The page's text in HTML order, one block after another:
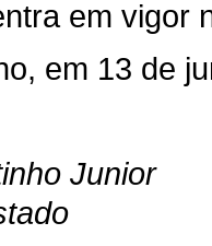
em vigor
em 13 de
Junior